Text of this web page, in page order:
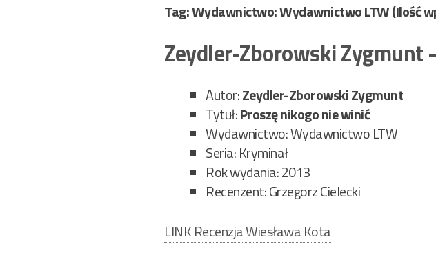
Tag: Wydawnictwo: Wydawnictwo LTW(Ilość
Zeydler-Zborowski
Autor:Zeydler-Zborowski Zygmunt
Tytuł:Proszę nikogo nie winić
Wydawnictwo: Wydawnictwo LTW
Seria: Kryminał
Rok wydania: 2013
Recenzent: Grzegorz Cielecki
LINK Recenzja Wiesława Kota